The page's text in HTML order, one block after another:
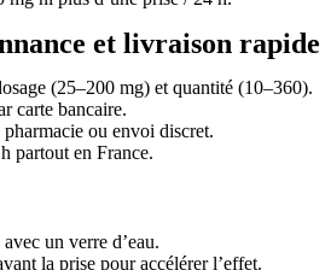
et livraison rapide
(25–200 mg) et quantité (10–360).
carte bancaire.
ou envoi discret.
partout en France.
un verre d’eau.
la prise pour accélérer l’effet.